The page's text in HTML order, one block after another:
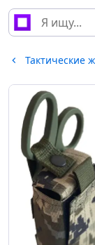
Тактические